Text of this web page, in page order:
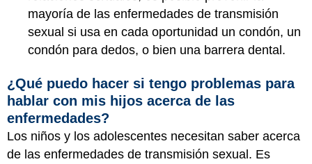
mayoría de las enfermedades de transmisión
sexual si usa en cada oportunidad un condón, un
condón para dedos, o bien una barrera dental.
¿Qué puedo hacer si tengo problemas para
hablar con mis hijos acerca de las
enfermedades?
Los niños y los adolescentes necesitan saber acerca
de las enfermedades de transmisión sexual. Es